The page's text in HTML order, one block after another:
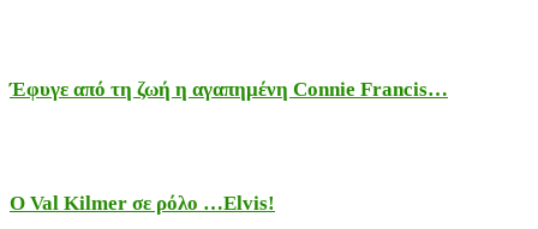
Έφυγε από τη ζωή η αγαπημένη Connie Francis…
Ο Val Kilmer σε ρόλο …Elvis!